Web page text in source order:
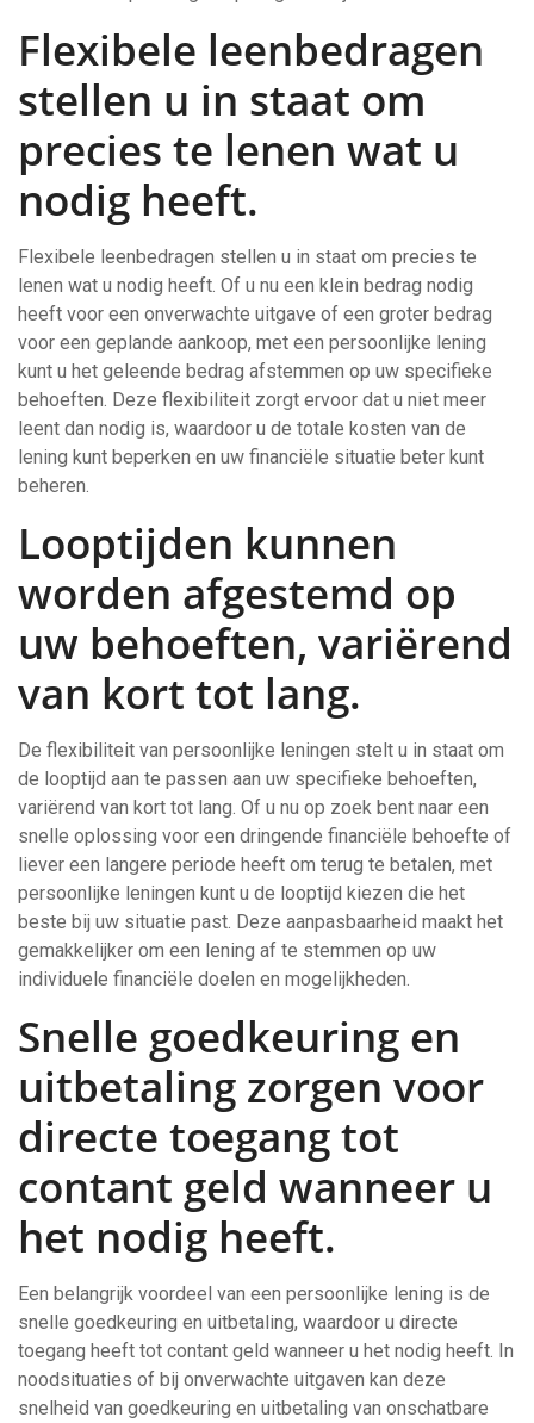
Flexibele leenbedragen
stellen u in staat om
precies te lenen wat u
nodig heeft.
Flexibele leenbedragen stellen u in staat om precies te
lenen wat u nodig heeft. Of u nu een klein bedrag nodig
heeft voor een onverwachte uitgave of een groter bedrag
voor een geplande aankoop, met een persoonlijke lening
kunt u het geleende bedrag afstemmen op uw specifieke
behoeften. Deze flexibiliteit zorgt ervoor dat u niet meer
leent dan nodig is, waardoor u de totale kosten van de
lening kunt beperken en uw financiële situatie beter kunt
beheren.
Looptijden kunnen
worden afgestemd op
uw behoeften, variërend
van kort tot lang.
De flexibiliteit van persoonlijke leningen stelt u in staat om
de looptijd aan te passen aan uw specifieke behoeften,
variërend van kort tot lang. Of u nu op zoek bent naar een
snelle oplossing voor een dringende financiële behoefte of
liever een langere periode heeft om terug te betalen, met
persoonlijke leningen kunt u de looptijd kiezen die het
beste bij uw situatie past. Deze aanpasbaarheid maakt het
gemakkelijker om een lening af te stemmen op uw
individuele financiële doelen en mogelijkheden.
Snelle goedkeuring en
uitbetaling zorgen voor
directe toegang tot
contant geld wanneer u
het nodig heeft.
Een belangrijk voordeel van een persoonlijke lening is de
snelle goedkeuring en uitbetaling, waardoor u directe
toegang heeft tot contant geld wanneer u het nodig heeft. In
noodsituaties of bij onverwachte uitgaven kan deze
snelheid van goedkeuring en uitbetaling van onschatbare